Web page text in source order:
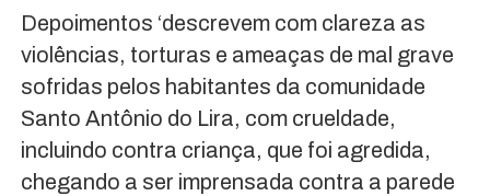
Depoimentos ‘descrevem com clareza as
violências, torturas e ameaças de mal grave
sofridas pelos habitantes da comunidade
Santo Antônio do Lira, com crueldade,
incluindo contra criança, que foi agredida,
chegando a ser imprensada contra a parede